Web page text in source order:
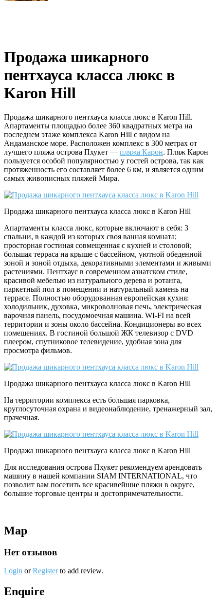
Продажа шикарного
пентхауса класса люкс в
Karon Hill
Продажа шикарного пентхауса класса люкс в Karon Hill.
Апартаменты площадью более 360 квадратных метра на
последнем этаже комплекса Karon Hill с видом на
Андаманское море. Расположен комплекс в 300 метрах от
лучшего пляжа острова Пхукет — пляжа Карон. Пляж Карон
пользуется особой популярностью у гостей острова, так как
протяженность его составляет более 6 км, и является одним
самых живописных пляжей Мира.
Продажа шикарного пентхауса класса люкс в Karon Hill
Апартаменты класса люкс, которые включают в себя: 3
спальни, в каждой из которых своя ванная комната;
просторная гостиная совмещенная с кухней и столовой;
большая терраса на крыше с бассейном, уютной обеденной
зоной и зоной отдыха, декоративными элементами и живыми
растениями. Пентхаус в современном азиатском стиле,
красивой мебелью из натурального дерева и ротанга,
паркетный пол в помещении и натуральный камень на
террасе. Полностью оборудованная европейская кухня:
холодильник, духовка, микроволновая печь, электрическая
варочная панель, посудомоечная машина. WI-FI на всей
территории и зоны около бассейна. Кондиционеры во всех
помещениях. В гостиной большой ЖК телевизор с DVD
плеером, спутниковое телевидение, удобная зона для
просмотра фильмов.
Продажа шикарного пентхауса класса люкс в Karon Hill
На территории комплекса есть большая парковка,
круглосуточная охрана и видеонаблюдение, тренажерный зал,
прачечная.
Продажа шикарного пентхауса класса люкс в Karon Hill
Для исследования острова Пхукет рекомендуем арендовать
машину в нашей компании SIAM INTERNATIONAL, что
позволит вам посетить все красивейшие пляжи в округе,
большие торговые центры и достопримечательности.
Map
Нет отзывов
Login or Register to add review.
Enquire